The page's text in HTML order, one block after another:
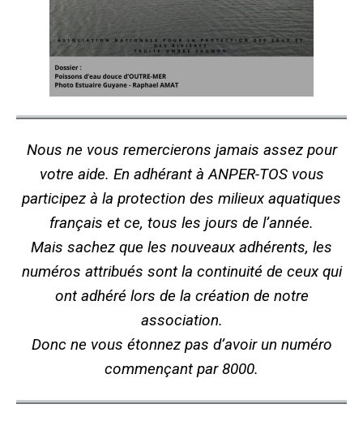
Nous ne vous remercierons jamais assez pour
votre aide. En adhérant à ANPER-TOS vous
participez à la protection des milieux aquatiques
français et ce, tous les jours de l’année.
Mais sachez que les nouveaux adhérents, les
numéros attribués sont la continuité de ceux qui
ont adhéré lors de la création de notre
association.
Donc ne vous étonnez pas d’avoir un numéro
commençant par 8000.